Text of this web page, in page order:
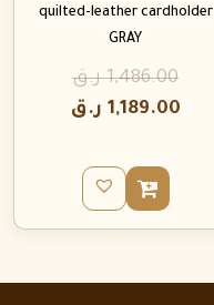
quilted-leather cardholder
GRAY
1,486.00 ر.ق
1,189.00 ر.ق